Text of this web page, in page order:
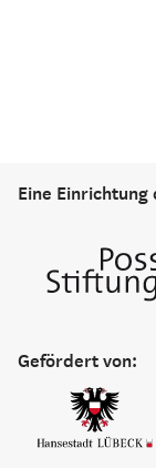
Eine Einrichtung
Gefördert von: